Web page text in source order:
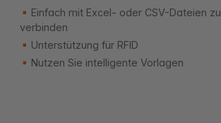
Einfach mit Excel- oder CSV-Dateien zu
verbinden
Unterstützung für RFID
Nutzen Sie intelligente Vorlagen